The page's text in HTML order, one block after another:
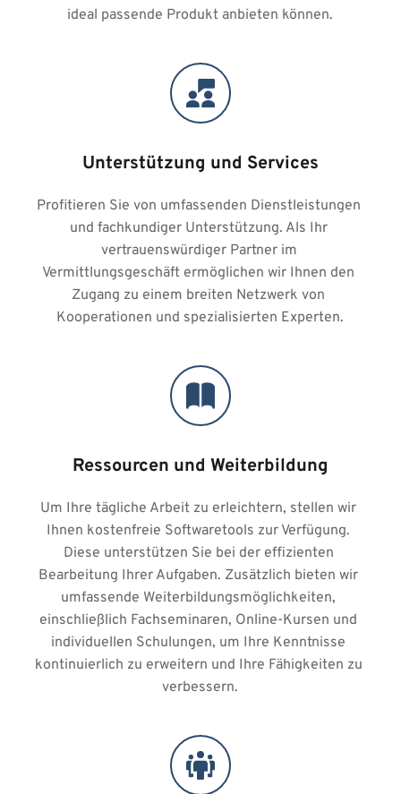
ideal passende Produkt anbieten können.
Unterstützung und Services
Profitieren Sie von umfassenden Dienstleistungen
und fachkundiger Unterstützung. Als Ihr
vertrauenswürdiger Partner im
Vermittlungsgeschäft ermöglichen wir Ihnen den
Zugang zu einem breiten Netzwerk von
Kooperationen und spezialisierten Experten.
Ressourcen und Weiterbildung
Um Ihre tägliche Arbeit zu erleichtern, stellen wir
Ihnen kostenfreie Softwaretools zur Verfügung.
Diese unterstützen Sie bei der effizienten
Bearbeitung Ihrer Aufgaben. Zusätzlich bieten wir
umfassende Weiterbildungsmöglichkeiten,
einschließlich Fachseminaren, Online-Kursen und
individuellen Schulungen, um Ihre Kenntnisse
kontinuierlich zu erweitern und Ihre Fähigkeiten zu
verbessern.